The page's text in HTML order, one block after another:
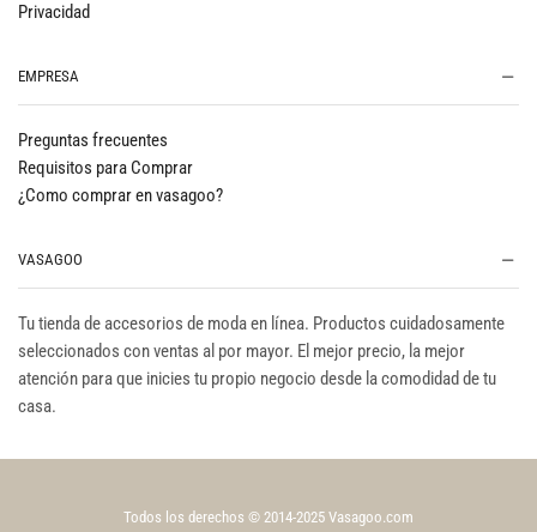
Privacidad
EMPRESA
Preguntas frecuentes
Requisitos para Comprar
¿Como comprar en vasagoo?
VASAGOO
Tu tienda de accesorios de moda en línea. Productos cuidadosamente
seleccionados con ventas al por mayor. El mejor precio, la mejor
atención para que inicies tu propio negocio desde la comodidad de tu
casa.
Todos los derechos © 2014-2025 Vasagoo.com